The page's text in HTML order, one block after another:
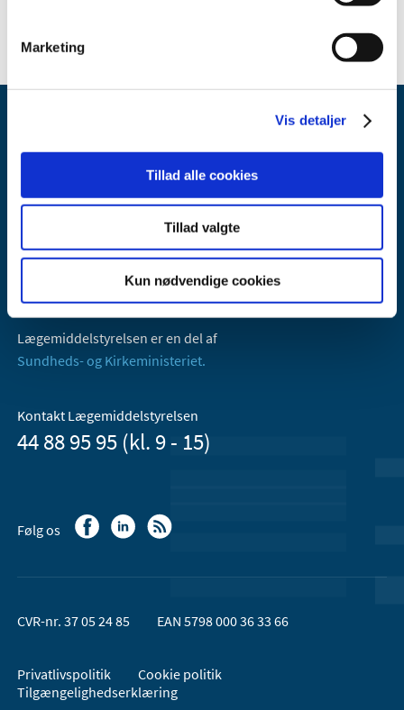
Marketing
Vis detaljer
Tillad alle cookies
Tillad valgte
Kun nødvendige cookies
Axel Heides Gade 1
2300 København S
Email:dkma@dkma.dk
Lægemiddelstyrelsen er en del af
Sundheds- og Kirkeministeriet.
Kontakt Lægemiddelstyrelsen
44 88 95 95 (kl. 9 - 15)
Følg os
CVR-nr. 37 05 24 85 EAN 5798 000 36 33 66
Privatlivspolitik
Cookie politik
Tilgængelighedserklæring